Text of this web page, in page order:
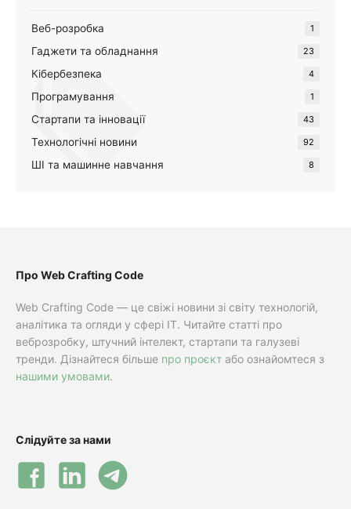
Веб-розробка 1
Гаджети та обладнання 23
Кібербезпека 4
Програмування 1
Стартапи та інновації 43
Технологічні новини 92
ШІ та машинне навчання 8
Про Web Crafting Code
Web Crafting Code — це свіжі новини зі світу технологій,
аналітика та огляди у сфері IT. Читайте статті про
веброзробку, штучний інтелект, стартапи та галузеві
тренди. Дізнайтеся більше про проєкт або ознайомтеся з
нашими умовами.
Слідуйте за нами